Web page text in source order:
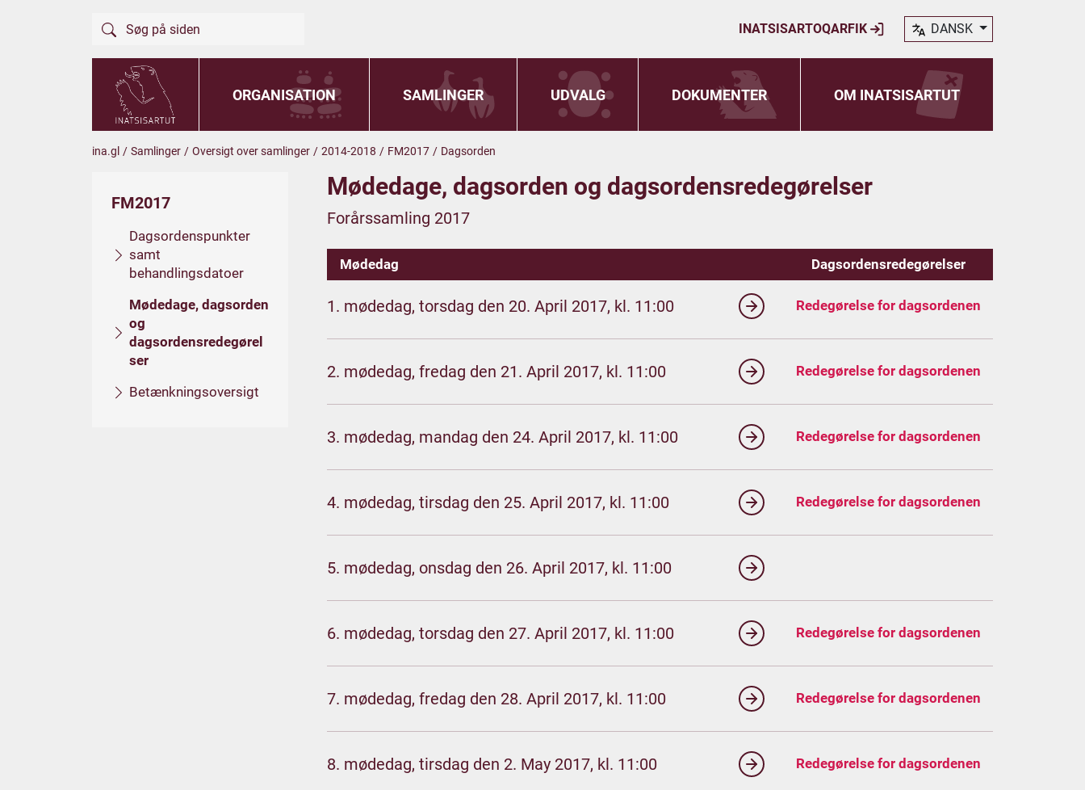
INATSISARTOQARFIK DANSK
ORGANISATION SAMLINGER UDVALG DOKUMENTER OM INATSISARTUT
ina.gl / Samlinger / Oversigt over samlinger / 2014-2018 / FM2017 / Dagsorden
FM2017
Dagsordenspunkter
samt
behandlingsdatoer
Mødedage, dagsorden
og
dagsordensredegørel
ser
Betænkningsoversigt
Mødedage, dagsorden og dagsordensredegørelser
Forårssamling 2017
Mødedag Dagsordensredegørelser
1. mødedag, torsdag den 20. April 2017, kl. 11:00 Redegørelse for dagsordenen
2. mødedag, fredag den 21. April 2017, kl. 11:00 Redegørelse for dagsordenen
3. mødedag, mandag den 24. April 2017, kl. 11:00 Redegørelse for dagsordenen
4. mødedag, tirsdag den 25. April 2017, kl. 11:00 Redegørelse for dagsordenen
5. mødedag, onsdag den 26. April 2017, kl. 11:00
6. mødedag, torsdag den 27. April 2017, kl. 11:00 Redegørelse for dagsordenen
7. mødedag, fredag den 28. April 2017, kl. 11:00 Redegørelse for dagsordenen
8. mødedag, tirsdag den 2. May 2017, kl. 11:00 Redegørelse for dagsordenen